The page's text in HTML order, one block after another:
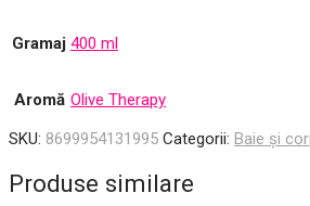
Gramaj 400 ml
Aromă Olive Therapy
SKU: 8699954131995 Categorii: Baie și
Produse similare